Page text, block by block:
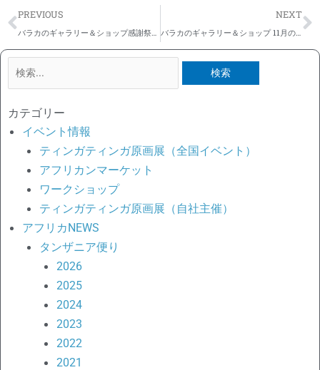
Prev
PREVIOUS
バラカのギャラリー＆ショップ感謝祭@バラカギャラリー
NEXT
バラカのギャラリー＆ショップ 11月のお知らせ
検
象:
カテゴリー
イベント情報
ティンガティンガ原画展（全国イベント）
アフリカンマーケット
ワークショップ
ティンガティンガ原画展（自社主催）
アフリカNEWS
タンザニア便り
2026
2025
2024
2023
2022
2021